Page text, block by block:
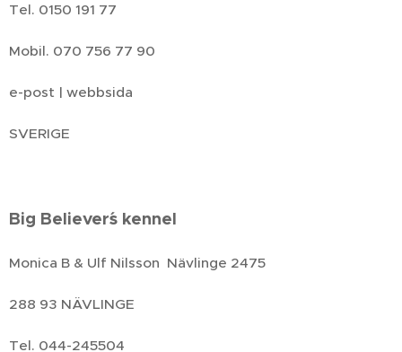
Tel. 0150 191 77
Mobil. 070 756 77 90
e-post | webbsida
SVERIGE
Big Believer´s kennel
Monica B & Ulf Nilsson Nävlinge 2475
288 93 NÄVLINGE
Tel. 044-245504